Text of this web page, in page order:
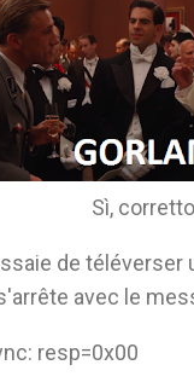
Sì, corretto
de
avec le
resp=0x00